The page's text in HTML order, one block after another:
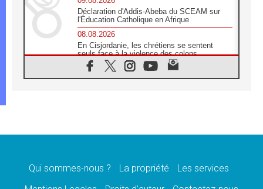
Déclaration d'Addis-Abeba du SCEAM sur
l'Éducation Catholique en Afrique
08.08.2026
En Cisjordanie, les chrétiens se sentent
seuls face à la violence des colons
08.08.2026
Léon XIV au sanctuaire de Notre Dame du
08.08.2026
08.08.2026
Qui sommes-nous ? La propriété
Les services